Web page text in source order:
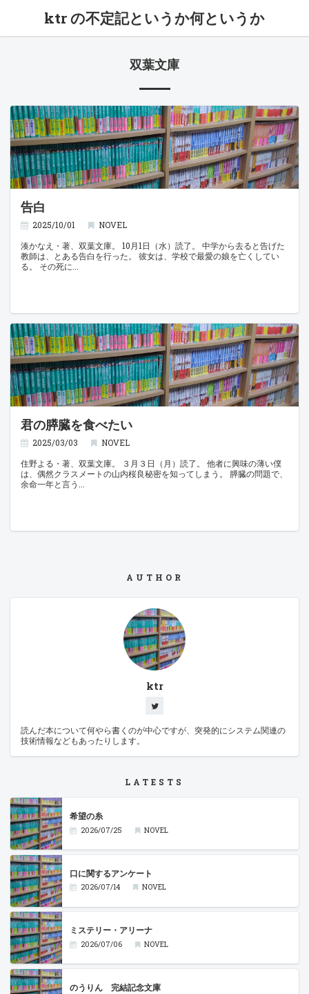
ktr の不定記というか何というか
双葉文庫
告白
2025/10/01
NOVEL
湊かなえ・著、双葉文庫。 10月1日（水）読了。 中学から去ると告げた
教師は、とある告白を行った。 彼女は、学校で最愛の娘を亡くしてい
る。 その死に
君の膵臓を食べたい
2025/03/03
NOVEL
住野よる・著、双葉文庫。 ３月３日（月）読了。 他者に興味の薄い僕
は、偶然クラスメートの山内桜良秘密を知ってしまう。 膵臓の問題で、
余命一年と言う
AUTHOR
ktr
読んだ本について何やら書くのが中心ですが、突発的にシステム関連の
技術情報などもあったりします。
LATESTS
希望の糸
2026/07/25 NOVEL
口に関するアンケート
2026/07/14 NOVEL
ミステリー・アリーナ
2026/07/06 NOVEL
のうりん 完結記念文庫